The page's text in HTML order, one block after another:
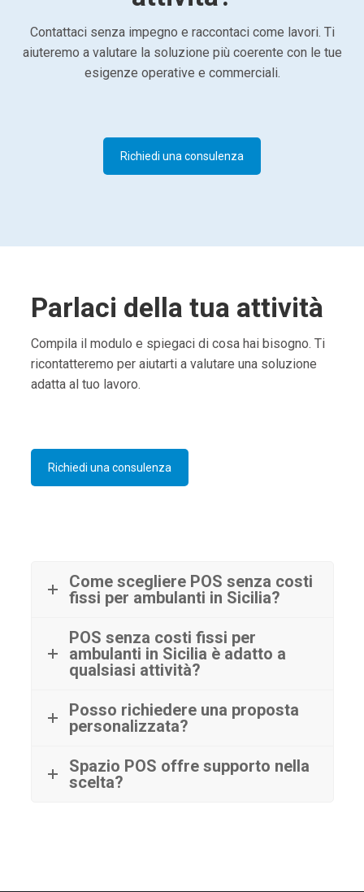
Contattaci senza impegno e raccontaci come lavori. Ti
aiuteremo a valutare la soluzione più coerente con le tue
esigenze operative e commerciali.
Richiedi una consulenza
Parlaci della tua attività
Compila il modulo e spiegaci di cosa hai bisogno. Ti
ricontatteremo per aiutarti a valutare una soluzione
adatta al tuo lavoro.
Richiedi una consulenza
Come scegliere POS senza costi
fissi per ambulanti in Sicilia?
POS senza costi fissi per
ambulanti in Sicilia è adatto a
qualsiasi attività?
Posso richiedere una proposta
personalizzata?
Spazio POS offre supporto nella
scelta?